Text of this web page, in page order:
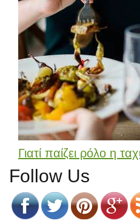
Γιατί παίζει ρόλο η
Follow Us